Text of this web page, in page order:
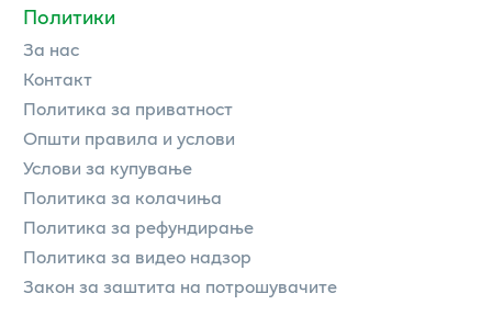
Политики
За нас
Контакт
Политика за приватност
Општи правила и услови
Услови за купување
Политика за колачиња
Политика за рефундирање
Политика за видео надзор
Закон за заштита на потрошувачите